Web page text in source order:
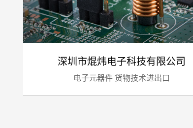
深圳市焜炜电子科技有限公司
电子元器件 货物技术进出口